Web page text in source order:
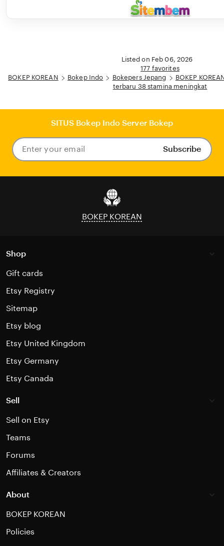
Listed on Feb 06, 2026
177 favorites
BOKEP KOREAN
Bokep Indo Bokepers Jepang
BOKEP
terbaru 38 stamina meningkat
SITUS Bokep Indo Server Bokep
Enter
your
Subscribe
BOKEP KOREAN
Shop
Gift cards
Etsy Registry
Sitemap
Etsy blog
Etsy United Kingdom
Etsy Germany
Etsy Canada
Sell
Sell on Etsy
Teams
Forums
Affiliates & Creators
About
BOKEP KOREAN
Policies